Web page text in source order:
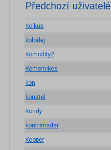
Předchozí uživatelé
Kolkus
kolodej
Komodity2
Komornikos
kon
konatel
Kondy
kontratrader
Kooper